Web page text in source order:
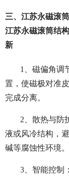
三、江苏永磁滚
江苏永磁滚筒结
新
1、磁偏角调
置，使磁极对准
完成分离。
2、散热与防
液或风冷结构，
碱等腐蚀性环境。
3、智能控制